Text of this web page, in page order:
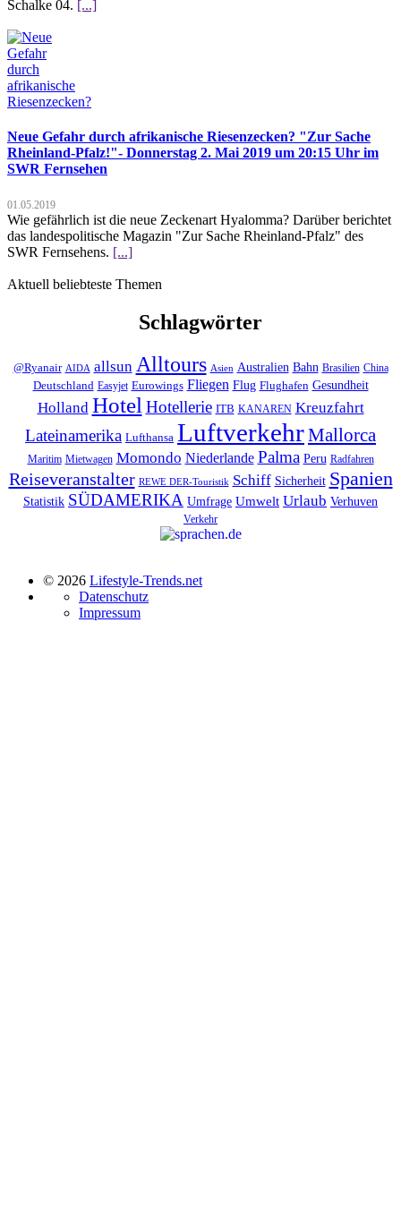
Schalke 04. [...]
Neue Gefahr durch afrikanische Riesenzecken? "Zur Sache
Rheinland-Pfalz!"- Donnerstag 2. Mai 2019 um 20:15 Uhr im
SWR Fernsehen
01.05.2019
Wie gefährlich ist die neue Zeckenart Hyalomma? Darüber berichtet
das landespolitische Magazin "Zur Sache Rheinland-Pfalz" des
SWR Fernsehens. [...]
Aktuell beliebteste Themen
Schlagwörter
@Ryanair AIDA allsun Alltours Asien Australien Bahn Brasilien China
Deutschland Easyjet Eurowings Fliegen Flug Flughafen Gesundheit
Holland Hotel Hotellerie ITB KANAREN Kreuzfahrt
Lateinamerika Lufthansa LuftverkehrMallorca
Maritim Mietwagen Momondo Niederlande Palma Peru Radfahren
Reiseveranstalter REWE DER-Touristik Schiff Sicherheit Spanien
Statistik SÜDAMERIKA Umfrage Umwelt Urlaub Verhuven
Verkehr
© 2026 Lifestyle-Trends.net
Datenschutz
Impressum